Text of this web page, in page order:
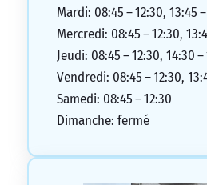
Mardi: 08:45 – 12:30, 13:45
Mercredi: 08:45 – 12:30,
Jeudi: 08:45 – 12:30, 14:30 –
Vendredi: 08:45 – 12:30,
Samedi: 08:45 – 12:30
Dimanche: fermé